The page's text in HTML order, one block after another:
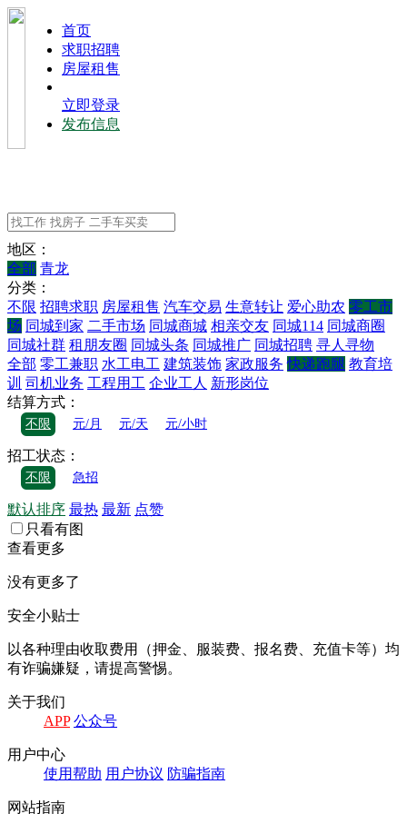
⾸⻚
求职招聘
房屋租售
立即登录
发布信息
地区：
全部 青龙
分类：
不限 招聘求职 房屋租售 汽车交易 生意转让 爱心助农 零工市
场 同城到家 二手市场 同城商城 相亲交友 同城114 同城商圈
同城社群 租朋友圈 同城头条 同城推广 同城招聘 寻人寻物
全部 零工兼职 水工电工 建筑装饰 家政服务 快递跑腿 教育培
训 司机业务 工程用工 企业工人 新形岗位
结算方式：
不限 元/月 元/天 元/小时
招工状态：
不限 急招
默认排序 最热 最新 点赞
只看有图
查看更多
没有更多了
安全小贴士
以各种理由收取费⽤（押⾦、服装费、报名费、充值卡等）均
有诈骗嫌疑，请提⾼警惕。
关于我们
APP 公众号
⽤户中⼼
使⽤帮助 ⽤户协议 防骗指南
⽹站指南